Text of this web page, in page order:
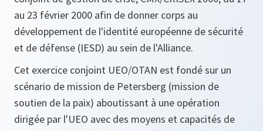
au 23 février 2000 afin de donner corps au
développement de l'identité européenne de sécurité
et de défense (IESD) au sein de l'Alliance.
Cet exercice conjoint UEO/OTAN est fondé sur un
scénario de mission de Petersberg (mission de
soutien de la paix) aboutissant à une opération
dirigée par l'UEO avec des moyens et capacités de